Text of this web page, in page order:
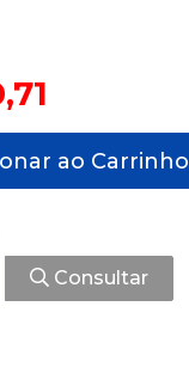
ao Carrinho
Consultar